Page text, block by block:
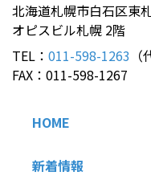
北海道札幌市白石区東
オピスビル札幌 2階
TEL： 011-598-1263 （
FAX：011-598-1267
HOME
新着情報